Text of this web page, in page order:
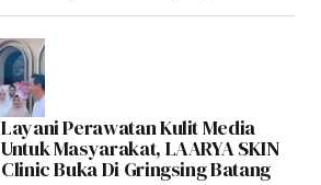
Layani Perawatan Kulit Media
Untuk Masyarakat, LAARYA SKIN
Clinic Buka Di Gringsing Batang